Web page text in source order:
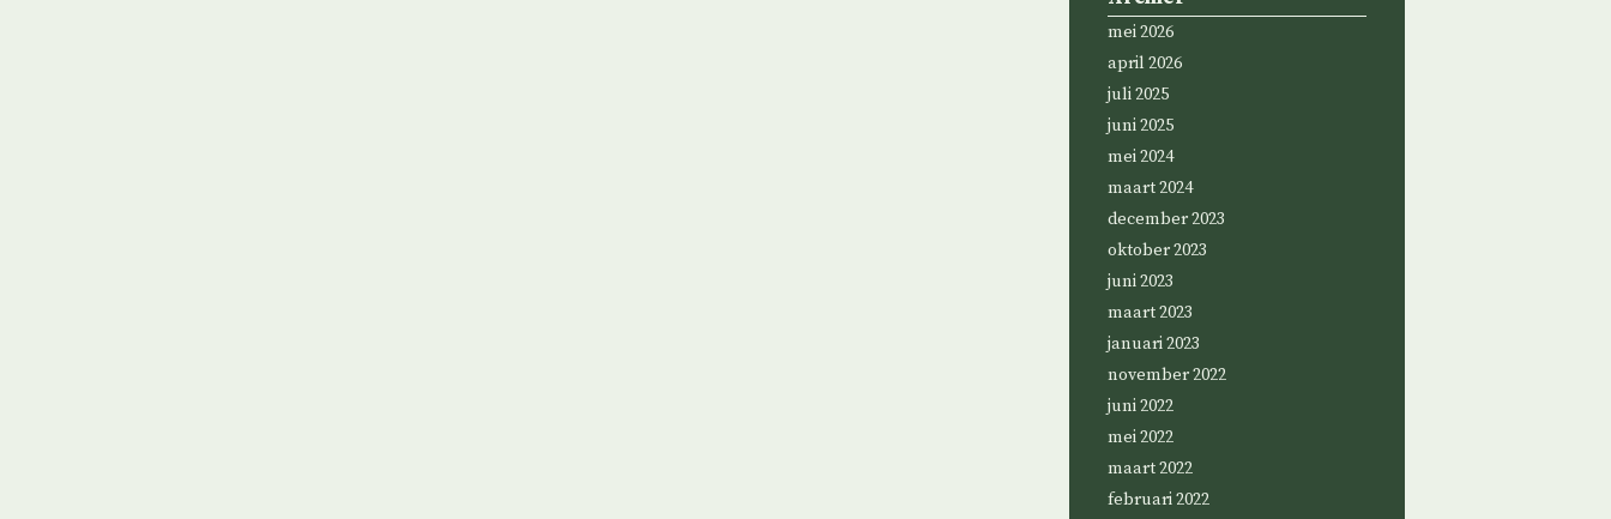
mei 2026
april 2026
juli 2025
juni 2025
mei 2024
maart 2024
december 2023
oktober 2023
juni 2023
maart 2023
januari 2023
november 2022
juni 2022
mei 2022
maart 2022
februari 2022